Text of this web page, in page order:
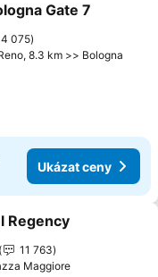
seznam oblíbených
Gate 7
4 075
8.3 km >> Bologna
Ukázat ceny
seznam oblíbených
Regency
11 763
Maggiore